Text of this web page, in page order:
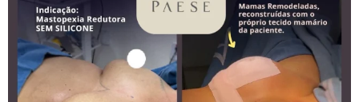
Durante o procedimento, a glândula mamária é remodelada e reposicionada
para criar uma sustentação interna, buscando melhorar o formato das mamas,
elevar as aréolas e proporcionar um contorno mais harmonioso.
Essa pode ser uma alternativa para mulheres que já possuem um volume
mamário satisfatório e desejam tratar principalmente a flacidez, sem aumentar o
tamanho das mamas.